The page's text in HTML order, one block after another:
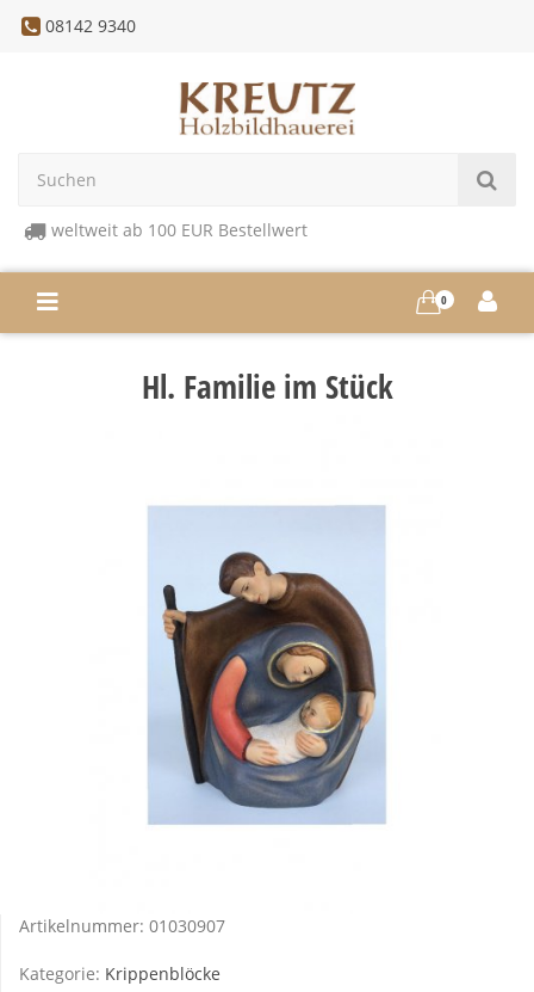
08142 9340
weltweit ab 100 EUR Bestellwert
0
Hl. Familie im Stück
Artikelnummer: 01030907
Kategorie: Krippenblöcke